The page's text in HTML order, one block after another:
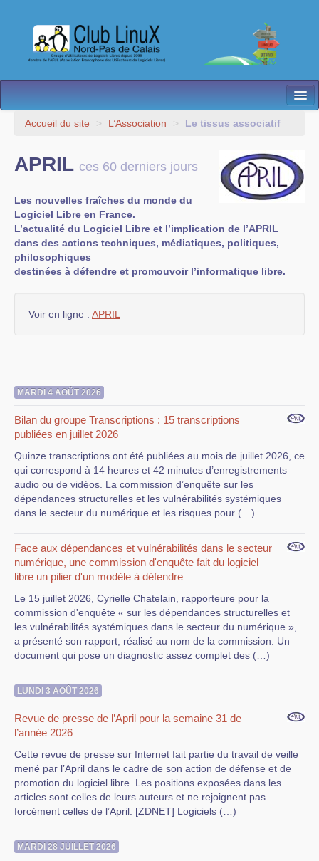
L’Association
Contact
Les antennes
Espace membres
Accueil du site > L’Association > Le tissus associatif
APRIL ces 60 derniers jours
Les nouvelles fraîches du monde du
Logiciel Libre en France.
L’actualité du Logiciel Libre et l’implication de l’APRIL
dans des actions techniques, médiatiques, politiques,
philosophiques
destinées à défendre et promouvoir l’informatique libre.
Voir en ligne : APRIL
MARDI 4 AOÛT 2026
Bilan du groupe Transcriptions : 15 transcriptions
publiées en juillet 2026
Quinze transcriptions ont été publiées au mois de juillet 2026, ce
qui correspond à 14 heures et 42 minutes d’enregistrements
audio ou de vidéos. La commission d’enquête sur les
dépendances structurelles et les vulnérabilités systémiques
dans le secteur du numérique et les risques pour (…)
Face aux dépendances et vulnérabilités dans le secteur
numérique, une commission d'enquête fait du logiciel
libre un pilier d'un modèle à défendre
Le 15 juillet 2026, Cyrielle Chatelain, rapporteure pour la
commission d'enquête « sur les dépendances structurelles et
les vulnérabilités systémiques dans le secteur du numérique »,
a présenté son rapport, réalisé au nom de la commission. Un
document qui pose un diagnostic assez complet des (…)
LUNDI 3 AOÛT 2026
Revue de presse de l’April pour la semaine 31 de
l’année 2026
Cette revue de presse sur Internet fait partie du travail de veille
mené par l’April dans le cadre de son action de défense et de
promotion du logiciel libre. Les positions exposées dans les
articles sont celles de leurs auteurs et ne rejoignent pas
forcément celles de l’April. [ZDNET] Logiciels (…)
MARDI 28 JUILLET 2026